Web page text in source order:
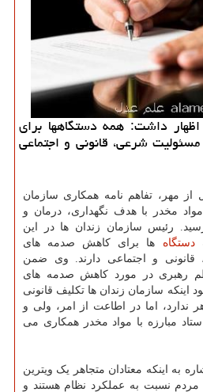
داشت: همه دستگاهها برای
شرعی، قانونی و اجتماعی
مهر، تفاهم نامه همکاری سازمان
مواد مخدر با هدف نگهداری، درمان و
رئیس سازمان زندان ها در این
دستگاه ها برای کاهش صدمه های
قانونی و اجتماعی دارند. وی ضمن
رهبری در مورد کاهش صدمه های
اینکه سازمان زندان ها تکلیف قانونی
ندارد، اما در اطاعت از امر، ولی و
ستاد مبارزه با مواد مخدر همکاری می
به اینکه معتادان متجاهر یک ویترین
مردم نسبت به عملکرد نظام هستند و